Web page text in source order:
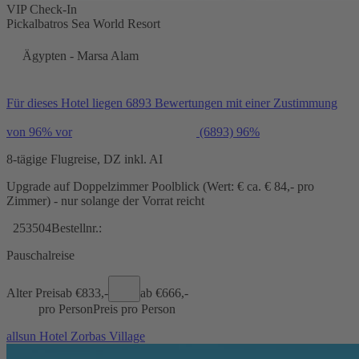
VIP Check-In
Pickalbatros Sea World Resort
Ägypten - Marsa Alam
Für dieses Hotel liegen 6893 Bewertungen mit einer Zustimmung
von 96% vor (6893) 96%
8-tägige Flugreise, DZ inkl. AI
Upgrade auf Doppelzimmer Poolblick (Wert: € ca. € 84,- pro
Zimmer) - nur solange der Vorrat reicht
253504Bestellnr.:
Pauschalreise
Alter Preisab €833,- ab €666,-
pro PersonPreis pro Person
allsun Hotel Zorbas Village